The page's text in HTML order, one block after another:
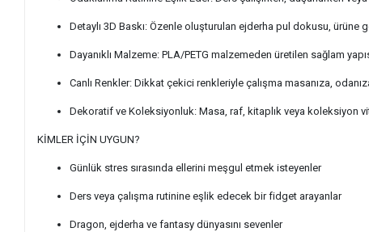
Detaylı 3D Baskı: Özenle oluşturulan ejderha pul dokusu, ürüne
Dayanıklı Malzeme: PLA/PETG malzemeden üretilen sağlam
Canlı Renkler: Dikkat çekici renkleriyle çalışma masanıza,
Dekoratif ve Koleksiyonluk: Masa, raf, kitaplık veya koleksiyon
KİMLER İÇİN UYGUN?
Günlük stres sırasında ellerini meşgul etmek isteyenler
Ders veya çalışma rutinine eşlik edecek bir fidget arayanlar
Dragon, ejderha ve fantasy dünyasını sevenler